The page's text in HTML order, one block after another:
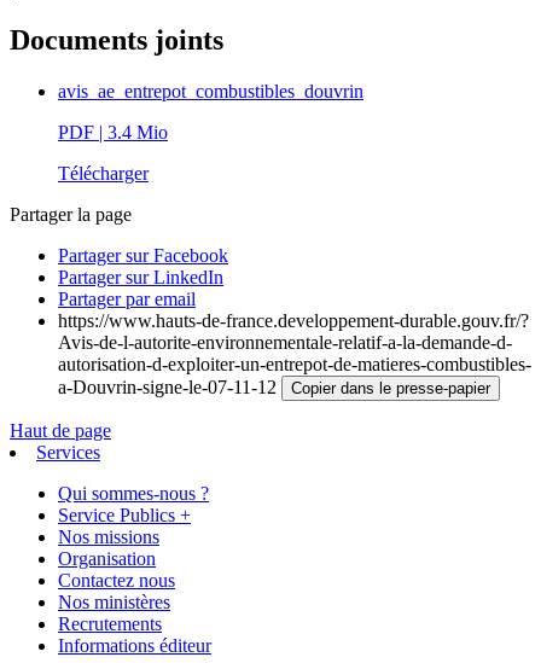
Documents joints
avis_ae_entrepot_combustibles_douvrin
PDF | 3.4 Mio
Télécharger
Partager la page
Partager sur Facebook
Partager sur LinkedIn
Partager par email
https://www.hauts-de-france.developpement-durable.gouv.fr/?
Avis-de-l-autorite-environnementale-relatif-a-la-demande-d-
autorisation-d-exploiter-un-entrepot-de-matieres-combustibles-
a-Douvrin-signe-le-07-11-12
Copier dans le presse-papier
Haut de page
Services
Qui sommes-nous ?
Service Publics +
Nos missions
Organisation
Contactez nous
Nos ministères
Recrutements
Informations éditeur